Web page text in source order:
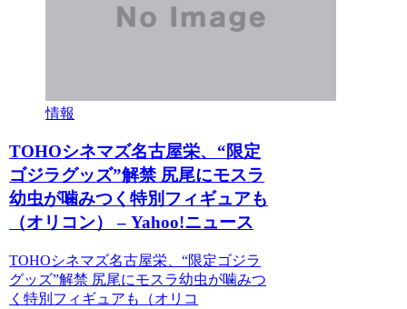
情報
TOHOシネマズ名古屋栄、“限定
ゴジラグッズ”解禁 尻尾にモスラ
幼虫が噛みつく特別フィギュアも
（オリコン） – Yahoo!ニュース
TOHOシネマズ名古屋栄、“限定ゴジラ
グッズ”解禁 尻尾にモスラ幼虫が噛みつ
く特別フィギュアも（オリコ